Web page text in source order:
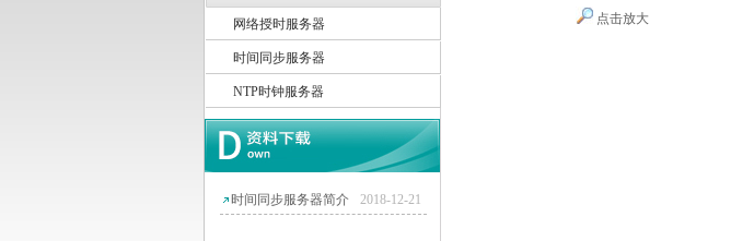
上海锐呈电气有限公司
网络授时服务器
时间同步服务器
NTP时钟服务器
时间同步服务器简介 2018-12-21
点击放大